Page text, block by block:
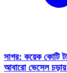
সাগর: কয়েক কোটি
আবারো ভেসেল